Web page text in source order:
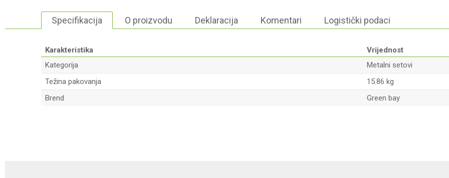
Specifikacija O proizvodu Deklaracija Komentari Logistički podaci
Karakteristika
Vrijednost
Kategorija
Metalni setovi
Težina pakovanja
15.86 kg
Brend
Green bay